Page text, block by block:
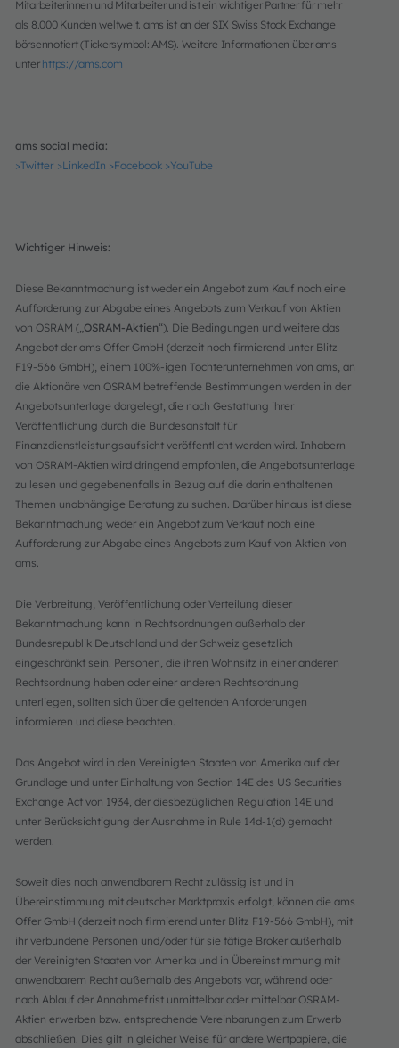
Mitarbeiterinnen und Mitarbeiter und ist ein wichtiger Partner für mehr
als 8.000 Kunden weltweit. ams ist an der SIX Swiss Stock Exchange
börsennotiert (Tickersymbol: AMS). Weitere Informationen über ams
unter https://ams.com
ams social media:
>Twitter >LinkedIn >Facebook >YouTube
Wichtiger Hinweis:
Diese Bekanntmachung ist weder ein Angebot zum Kauf noch eine
Aufforderung zur Abgabe eines Angebots zum Verkauf von Aktien
von OSRAM („ OSRAM-Aktien“). Die Bedingungen und weitere das
Angebot der ams Offer GmbH (derzeit noch firmierend unter Blitz
F19-566 GmbH), einem 100%-igen Tochterunternehmen von ams, an
die Aktionäre von OSRAM betreffende Bestimmungen werden in der
Angebotsunterlage dargelegt, die nach Gestattung ihrer
Veröffentlichung durch die Bundesanstalt für
Finanzdienstleistungsaufsicht veröffentlicht werden wird. Inhabern
von OSRAM-Aktien wird dringend empfohlen, die Angebotsunterlage
zu lesen und gegebenenfalls in Bezug auf die darin enthaltenen
Themen unabhängige Beratung zu suchen. Darüber hinaus ist diese
Bekanntmachung weder ein Angebot zum Verkauf noch eine
Aufforderung zur Abgabe eines Angebots zum Kauf von Aktien von
ams.
Die Verbreitung, Veröffentlichung oder Verteilung dieser
Bekanntmachung kann in Rechtsordnungen außerhalb der
Bundesrepublik Deutschland und der Schweiz gesetzlich
eingeschränkt sein. Personen, die ihren Wohnsitz in einer anderen
Rechtsordnung haben oder einer anderen Rechtsordnung
unterliegen, sollten sich über die geltenden Anforderungen
informieren und diese beachten.
Das Angebot wird in den Vereinigten Staaten von Amerika auf der
Grundlage und unter Einhaltung von Section 14E des US Securities
Exchange Act von 1934, der diesbezüglichen Regulation 14E und
unter Berücksichtigung der Ausnahme in Rule 14d-1(d) gemacht
werden.
Soweit dies nach anwendbarem Recht zulässig ist und in
Übereinstimmung mit deutscher Marktpraxis erfolgt, können die ams
Offer GmbH (derzeit noch firmierend unter Blitz F19-566 GmbH), mit
ihr verbundene Personen und/oder für sie tätige Broker außerhalb
der Vereinigten Staaten von Amerika und in Übereinstimmung mit
anwendbarem Recht außerhalb des Angebots vor, während oder
nach Ablauf der Annahmefrist unmittelbar oder mittelbar OSRAM-
Aktien erwerben bzw. entsprechende Vereinbarungen zum Erwerb
abschließen. Dies gilt in gleicher Weise für andere Wertpapiere, die